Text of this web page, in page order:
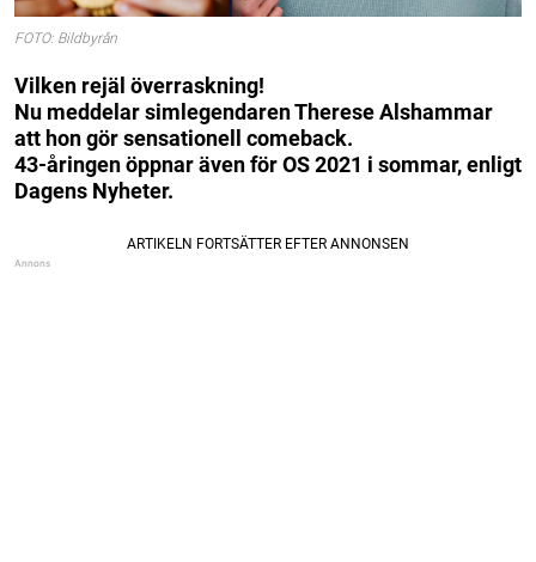
FOTO: Bildbyrån
Vilken rejäl överraskning!
Nu meddelar simlegendaren Therese Alshammar
att hon gör sensationell comeback.
43-åringen öppnar även för OS 2021 i sommar, enligt
Dagens Nyheter.